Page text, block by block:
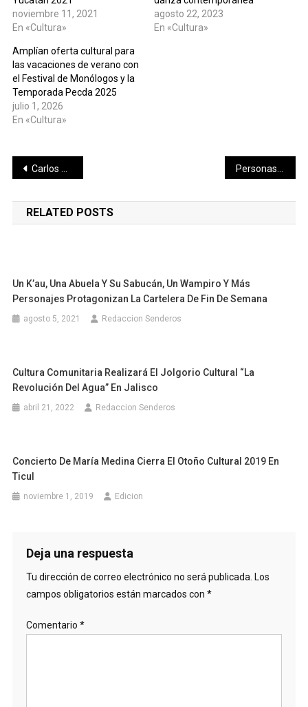
noviembre 11, 2021
En «Cultura»
agosto 22, 2023
En «Cultura»
Amplían oferta cultural para
las vacaciones de verano con
el Festival de Monólogos y la
Temporada Pecda 2025
julio 1, 2026
En «Cultura»
Navegación
de
entradas
Carlos Velázquez Tiscareño, nuevo titular a cargo de AICM
RELATED POSTS
Un K’au, Una Abuela Y Su Sabucán, Un Wampiro Y Más
Personajes Protagonizan La Cartelera De Fin De Semana
agosto 5, 2021 Redaccion Senderos
Cultura Comunitaria Realizará El Jolgorio Cultural “La
Revolución Del Agua” En Jalisco
abril 21, 2022 Redaccion Senderos
Concierto De María Medina Cierra El Otoño Cultural 2019 En
Ticul
noviembre 1, 2019 Edicion
Deja una respuesta
Tu dirección de correo electrónico no será publicada. Los
campos obligatorios están marcados con *
Comentario *